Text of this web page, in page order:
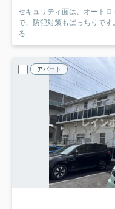
セキュリティ面は、オート
で、防犯対策もばっちりで
る
アパート